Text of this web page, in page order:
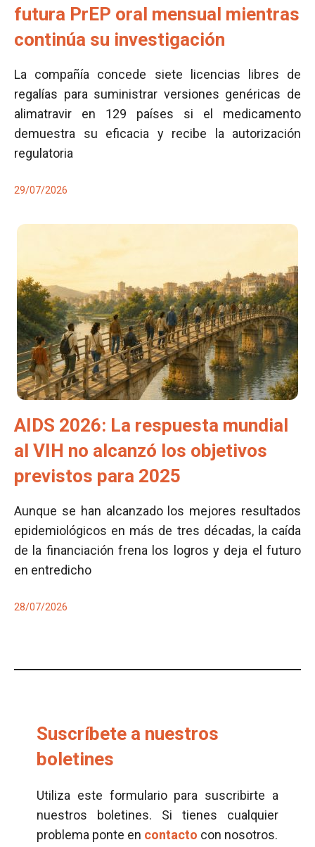
futura PrEP oral mensual mientras
continúa su investigación
La compañía concede siete licencias libres de
regalías para suministrar versiones genéricas de
alimatravir en 129 países si el medicamento
demuestra su eficacia y recibe la autorización
regulatoria
29/07/2026
AIDS 2026: La respuesta mundial
al VIH no alcanzó los objetivos
previstos para 2025
Aunque se han alcanzado los mejores resultados
epidemiológicos en más de tres décadas, la caída
de la financiación frena los logros y deja el futuro
en entredicho
28/07/2026
Suscríbete a nuestros
boletines
Utiliza este formulario para suscribirte a
nuestros boletines. Si tienes cualquier
problema ponte en contacto con nosotros.